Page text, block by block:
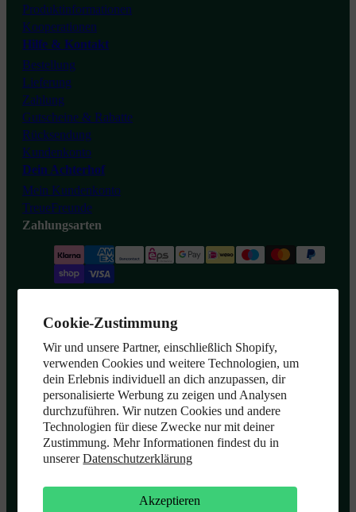
Cookie-Zustimmung
Wir und unsere Partner, einschließlich Shopify,
verwenden Cookies und weitere Technologien, um
dein Erlebnis individuell an dich anzupassen, dir
personalisierte Werbung zu zeigen und Analysen
durchzuführen. Wir nutzen Cookies und andere
Technologien für diese Zwecke nur mit deiner
Zustimmung. Mehr Informationen findest du in
unsererDatenschutzerklärung
Akzeptieren
Produktinformationen
Kooperationen
Hilfe & Kontakt
Bestellung
Lieferung
Zahlung
Gutscheine & Rabatte
Rücksendung
Kundenkonto
Dein Achterhof
Mein Kundenkonto
TreueFreunde
Zahlungsarten
Partner & Versand
Widerrufsformular
Achterhof